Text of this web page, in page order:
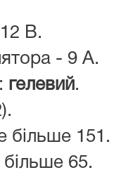
В.
- 9 A.
гелевий.
більше 151.
65.